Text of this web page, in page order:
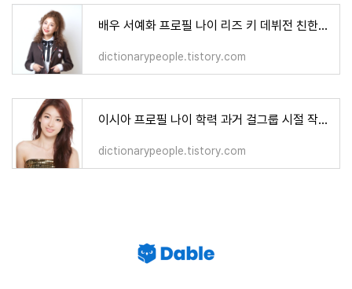
배우 서예화 프로필 나이 리즈 키 데뷔전 친한 연예인 필모그래피 작품활동
dictionarypeople.tistory.com
이시아 프로필 나이 학력 과거 걸그룹 시절 작품활동
dictionarypeople.tistory.com